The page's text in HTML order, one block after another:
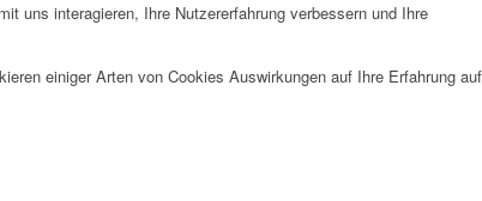
uns interagieren, Ihre Nutzererfahrung verbessern und Ihre
einiger Arten von Cookies Auswirkungen auf Ihre Erfahrung auf